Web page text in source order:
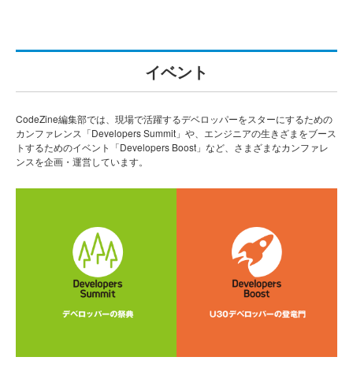
イベント
CodeZine編集部では、現場で活躍するデベロッパーをスターにするための
カンファレンス「Developers Summit」や、エンジニアの生きざまをブース
トするためのイベント「Developers Boost」など、さまざまなカンファレ
ンスを企画・運営しています。